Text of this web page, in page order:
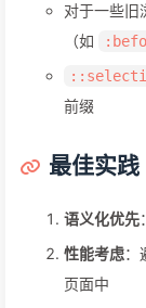
对于一些旧
（如
前缀
最佳实践
语义化优先
性能考虑：
页面中